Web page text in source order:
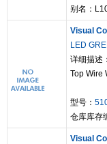
别名：
Visual
LED
详细描述
Top Wire
型号：
仓库库存
Visual